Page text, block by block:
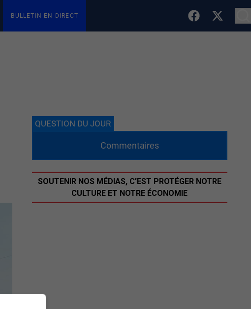
BULLETIN EN DIRECT
QUESTION DU JOUR
Commentaires
SOUTENIR NOS MÉDIAS, C’EST PROTÉGER NOTRE
CULTURE ET NOTRE ÉCONOMIE